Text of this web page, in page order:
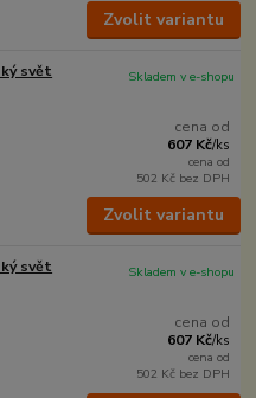
Zvolit variantu
svět
cena od
607 Kč/ks
cena od
502 Kč bez DPH
Skladem v e-shopu
Zvolit variantu
svět
cena od
607 Kč/ks
cena od
502 Kč bez DPH
Skladem v e-shopu